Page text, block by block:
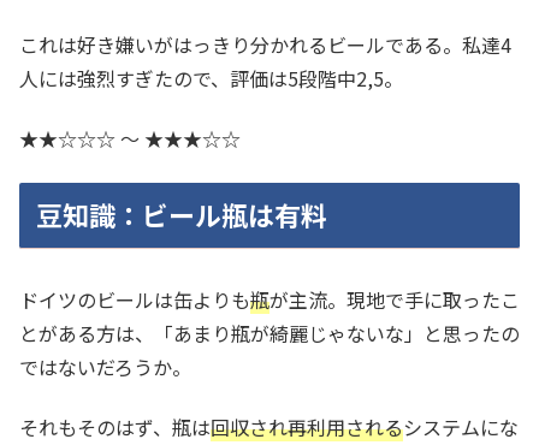
これは好き嫌いがはっきり分かれるビールである。私達4
人には強烈すぎたので、評価は5段階中2,5。
★★☆☆☆ 〜 ★★★☆☆
豆知識：ビール瓶は有料
ドイツのビールは缶よりも瓶が主流。現地で手に取ったこ
とがある方は、「あまり瓶が綺麗じゃないな」と思ったの
ではないだろうか。
それもそのはず、瓶は回収され再利用されるシステムにな